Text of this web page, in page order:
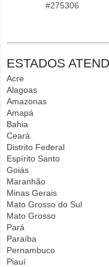
#275306
ESTADOS
Acre
Alagoas
Amazonas
Amapá
Bahia
Ceará
Distrito Federal
Espírito Santo
Goiás
Maranhão
Minas Gerais
Mato Grosso do Sul
Mato Grosso
Pará
Paraíba
Pernambuco
Piauí